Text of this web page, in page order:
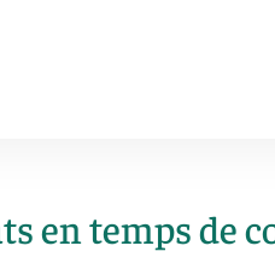
en temps de